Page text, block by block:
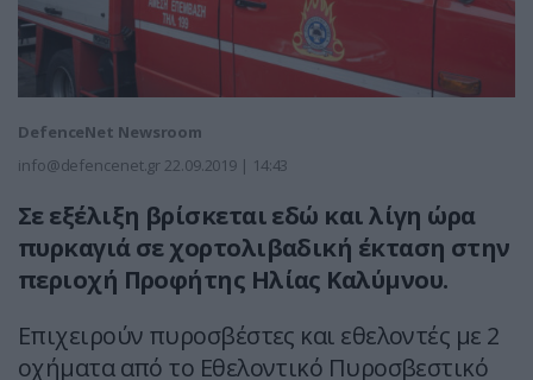
DefenceNet Newsroom
info@defencenet.gr 22.09.2019 | 14:43
Σε εξέλιξη βρίσκεται εδώ και λίγη ώρα
πυρκαγιά σε χορτολιβαδική έκταση στην
περιοχή Προφήτης Ηλίας Καλύμνου.
Επιχειρούν πυροσβέστες και εθελοντές με 2
οχήματα από το Εθελοντικό Πυροσβεστικό